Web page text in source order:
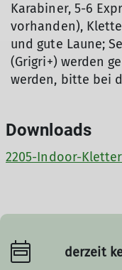
Karabiner, 5-6
vorhanden),
und gute Laune;
(Grigri+) werden
werden, bitte bei
Downloads
2205-Indoor-
derzeit